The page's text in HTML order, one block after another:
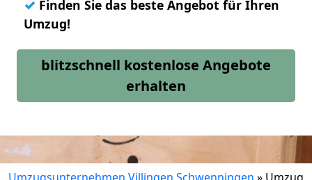
✓ Finden Sie das beste Angebot für Ihren
Umzug!
blitzschnell kostenlose Angebote
erhalten